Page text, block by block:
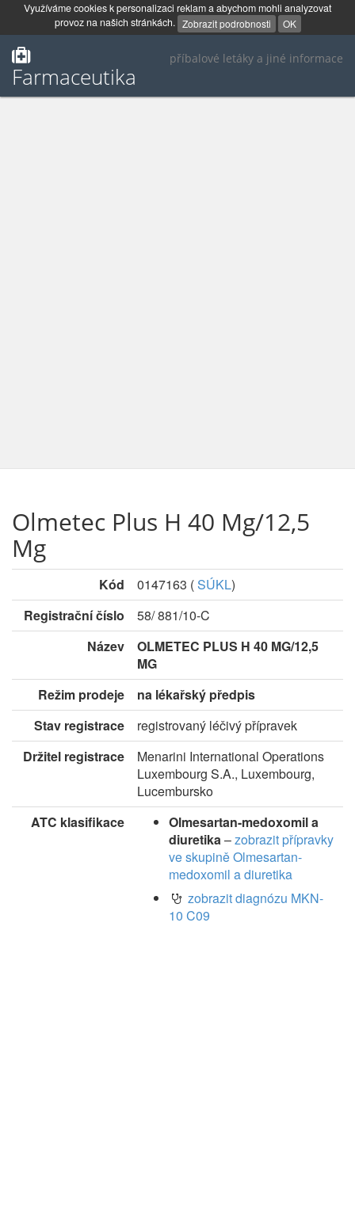
Využíváme cookies k personalizaci reklam a abychom mohli analyzovat
provoz na našich stránkách. Zobrazit podrobnosti OK
příbalové letáky a jiné informace
Farmaceutika
Olmetec Plus H 40 Mg/12,5
Mg
Kód 0147163 (SÚKL)
Registrační číslo
58/ 881/10-C
Název
OLMETEC PLUS H 40 MG/12,5
MG
Režim prodeje
na lékařský předpis
Stav registrace
registrovaný léčivý přípravek
Držitel registrace
Menarini International Operations
Luxembourg S.A., Luxembourg,
Lucembursko
ATC klasifikace
Olmesartan-medoxomil a
diuretika–zobrazit přípravky
ve skupině Olmesartan-
medoxomil a diuretika
zobrazit diagnózu MKN-
10 C09